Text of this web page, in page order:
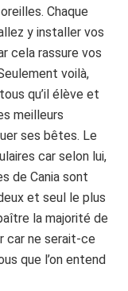
Chaque
y installer vos
cela rassure vos
voilà,
qu’il élève et
meilleurs
ses bêtes. Le
car selon lui,
de Cania sont
et seul le plus
la majorité de
car ne serait-ce
que l’on entend